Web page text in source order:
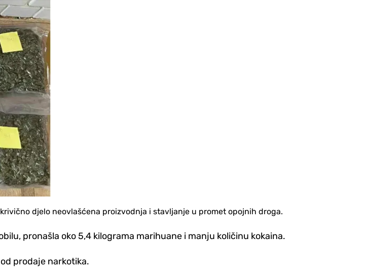
djelo neovlašćena proizvodnja i stavljanje u promet opojnih droga.
pronašla oko 5,4 kilograma marihuane i manju količinu kokaina.
prodaje narkotika.